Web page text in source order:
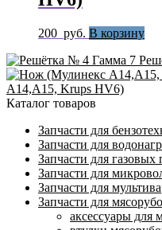
200 руб. В корзину
A14,A15, Krups HV6)
Каталог товаров
Запчасти для
Запчасти для
Запчасти для газовых
Запчасти для
Запчасти для
Запчасти для
аксессуары для